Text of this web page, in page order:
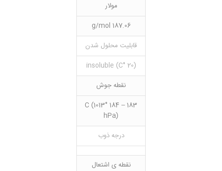
مولار
187.06 g/mol
قابلیت محلول شدن
(20 °C) insoluble
نقطه جوش
183 – 184 °C (1013
hPa)
درجه ذوب
نقطه ی اشتعال